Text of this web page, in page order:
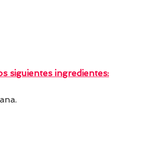
siguientes ingredientes: